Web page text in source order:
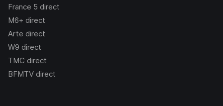
France 5 direct
M6+ direct
Arte direct
W9 direct
TMC direct
BFMTV direct